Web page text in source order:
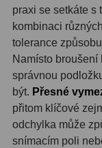
Redukce 1,25" a
Svítilny5
Čištění28
Binohlavy
Ostatní 1
praxi se setkáte s
kombinaci
tolerance
Namísto
správnou
být. Přesné
přitom klíčové
odchylka může
snímacím poli